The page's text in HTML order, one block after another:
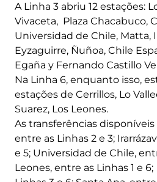
A Linha 3 abriu 12 estações:
Vivaceta, Plaza Chacabuco,
Universidad de Chile, Matta,
Eyzaguirre, Ñuñoa, Chile
Egaña y Fernando Castillo
Na Linha 6, enquanto isso,
estações de Cerrillos, Lo
Suarez, Los Leones.
As transferências disponíveis
entre as Linhas 2 e 3;
e 5; Universidad de Chile,
Leones, entre as Linhas 1 e